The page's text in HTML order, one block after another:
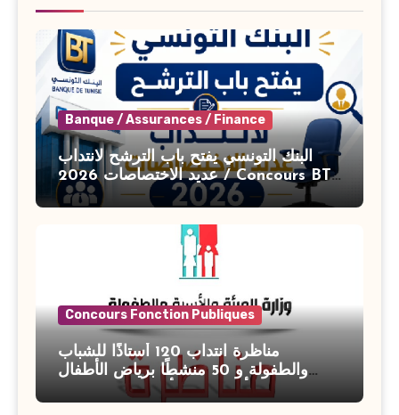
Banque / Assurances / Finance
البنك التونسي يفتح باب الترشح لانتداب
عديد الاختصاصات 2026 / Concours BT
Banque de Tunisie 2026
Concours Fonction Publiques
مناظرة انتداب 120 أستاذًا للشباب
والطفولة و 50 منشطًا برياض الأطفال
بوزارة الأسرة والمرأة والطفولة وكبار